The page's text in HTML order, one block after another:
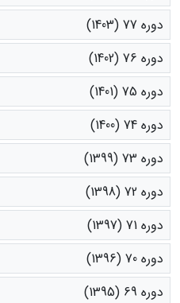
دوره 77 (1403)
دوره 76 (1402)
دوره 75 (1401)
دوره 74 (1400)
دوره 73 (1399)
دوره 72 (1398)
دوره 71 (1397)
دوره 70 (1396)
دوره 69 (1395)